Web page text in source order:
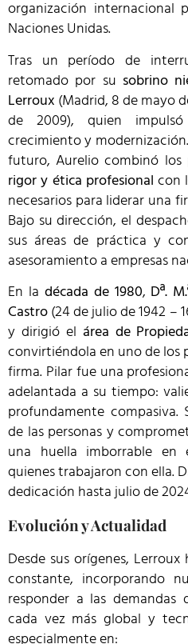
organización internacional
Naciones Unidas.
Tras un período de
retomado por su sobrino
Lerroux (Madrid, 8 de mayo
de 2009), quien
crecimiento y
futuro, Aurelio combinó los
rigor y ética profesional con
necesarios para liderar una
Bajo su dirección, el
sus áreas de práctica y
asesoramiento a empresas
En la década de 1980, Dª.
Castro(24 de julio de 1942 –
y dirigió el área de
convirtiéndola en uno de los
firma. Pilar fue una
adelantada a su tiempo:
profundamente compasiva.
de las personas y
una huella imborrable
quienes trabajaron con ella.
dedicación hasta julio de
Evolución y Actualidad
Desde sus orígenes,
constante, incorporando
responder a las
cada vez más global y
especialmente en: